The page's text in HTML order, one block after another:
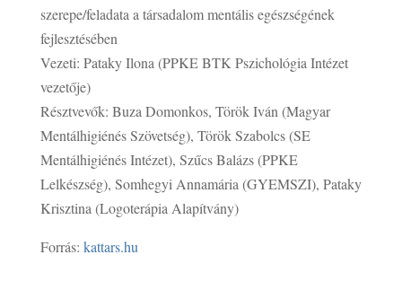
szerepe/feladata a társadalom mentális egészségének
fejlesztésében
Vezeti: Pataky Ilona (PPKE BTK Pszichológia Intézet
vezetője)
Résztvevők: Buza Domonkos, Török Iván (Magyar
Mentálhigiénés Szövetség), Török Szabolcs (SE
Mentálhigiénés Intézet), Szűcs Balázs (PPKE
Lelkészség), Somhegyi Annamária (GYEMSZI), Pataky
Krisztina (Logoterápia Alapítvány)
Forrás: kattars.hu